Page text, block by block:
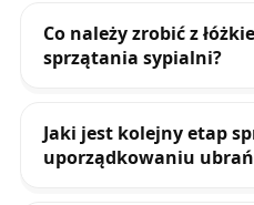
Co należy zrobić z
sprzątania sypialni?
Jaki jest kolejny etap
uporządkowaniu ubrań